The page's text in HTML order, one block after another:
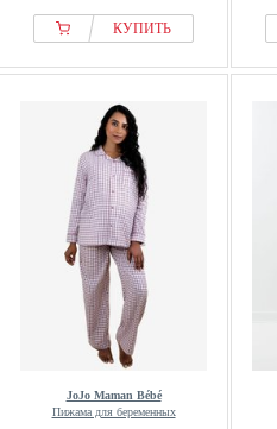
КУПИТЬ
JoJo Maman Bébé
Пижама для беременных